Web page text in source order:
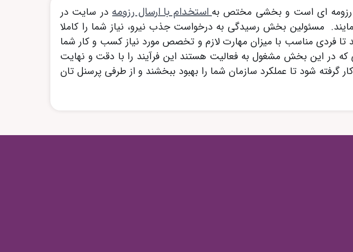
رزومه ای است و بخشی مختص بهاستخدام با ارسال رزومهدر سایت در
مسئولین بخش رسیدگی به درخواست جذب نیرو، نیاز شما را کاملا
تا فردی مناسب با میزان مهارت لازم و تخصص مورد نیاز کسب و کار شما
که در این بخش مشغول به فعالیت هستند این فرآیند را با دقت و نهایت
شود تا عملکرد سازمان شما را بهبود ببخشند و از طرفی پرسنل تان